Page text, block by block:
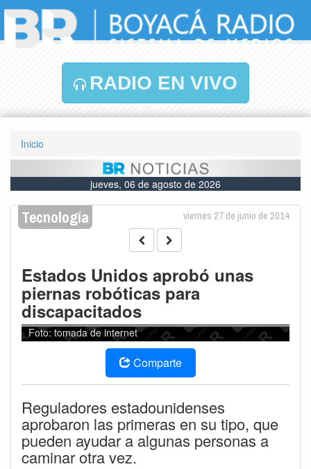
RADIO EN VIVO
Inicio
jueves, 06 de agosto de 2026
Tecnología viernes 27 de junio de 2014
Estados Unidos aprobó unas
piernas robóticas para
discapacitados
Foto: tomada de internet
Comparte
Reguladores estadounidenses
aprobaron las primeras en su tipo, que
pueden ayudar a algunas personas a
caminar otra vez.